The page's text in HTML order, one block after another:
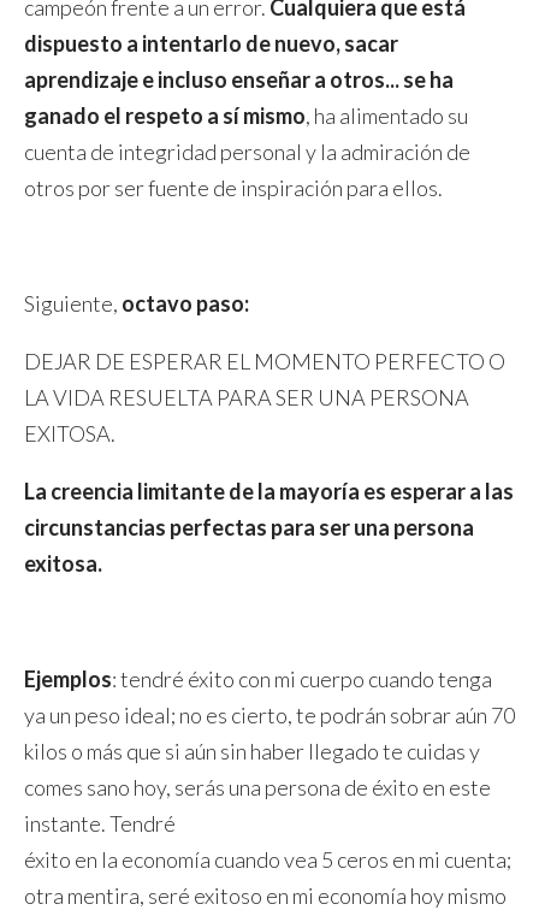
campeón frente a un error. Cualquiera que está
dispuesto a intentarlo de nuevo, sacar
aprendizaje e incluso enseñar a otros... se ha
ganado el respeto a sí mismo, ha alimentado su
cuenta de integridad personal y la admiración de
otros por ser fuente de inspiración para ellos.
Siguiente, octavo paso:
DEJAR DE ESPERAR EL MOMENTO PERFECTO O
LA VIDA RESUELTA PARA SER UNA PERSONA
EXITOSA.
La creencia limitante de la mayoría es esperar a las
circunstancias perfectas para ser una persona
exitosa.
Ejemplos: tendré éxito con mi cuerpo cuando tenga
ya un peso ideal; no es cierto, te podrán sobrar aún 70
kilos o más que si aún sin haber llegado te cuidas y
comes sano hoy, serás una persona de éxito en este
instante. Tendré
éxito en la economía cuando vea 5 ceros en mi cuenta;
otra mentira, seré exitoso en mi economía hoy mismo